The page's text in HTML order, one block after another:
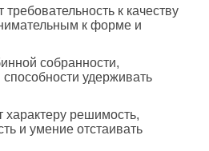
к качеству
к форме и
собранности,
удерживать
характеру решимость,
и умение отстаивать